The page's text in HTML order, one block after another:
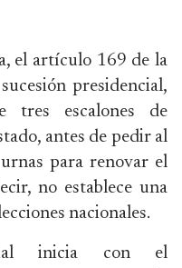
el artículo 169 de la
presidencial,
tres escalones de
antes de pedir al
para renovar el
no establece una
nacionales.
inicia con el